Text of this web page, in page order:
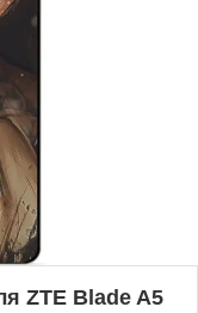
ZTE Blade A5